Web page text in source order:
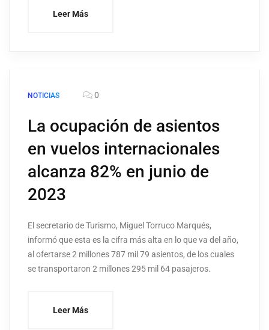
Leer Más
NOTICIAS 0
La ocupación de asientos
en vuelos internacionales
alcanza 82% en junio de
2023
El secretario de Turismo, Miguel Torruco Marqués,
informó que esta es la cifra más alta en lo que va del año,
al ofertarse 2 millones 787 mil 79 asientos, de los cuales
se transportaron 2 millones 295 mil 64 pasajeros.
Leer Más